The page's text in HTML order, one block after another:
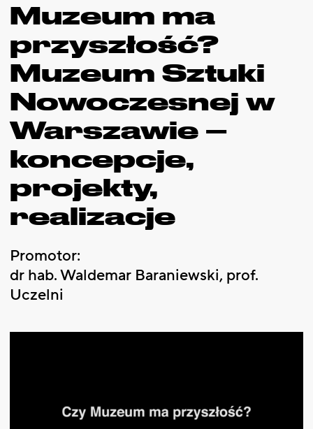
Muzeum ma
przyszłość?
Muzeum Sztuki
Nowoczesnej w
Warszawie –
koncepcje,
projekty,
realizacje
Promotor:
dr hab. Waldemar Baraniewski, prof.
Uczelni